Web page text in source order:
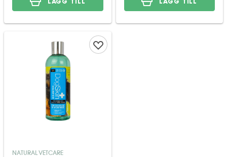
LÄGG TILL LÄGG TILL
NATURAL VETCARE